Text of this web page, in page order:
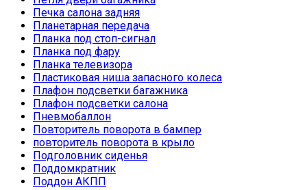
Печка салона задняя
Планетарная передача
Планка под стоп-сигнал
Планка под фару
Планка телевизора
Пластиковая ниша запасного колеса
Плафон подсветки багажника
Плафон подсветки салона
Пневмобаллон
Повторитель поворота в бампер
повторитель поворота в крыло
Подголовник сиденья
Поддомкратник
Поддон АКПП